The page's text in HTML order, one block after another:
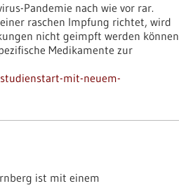
Pandemie nach wie vor rar.
raschen Impfung richtet, wird
nicht geimpft werden können
Medikamente zur
mit-neuem-
ist mit einem